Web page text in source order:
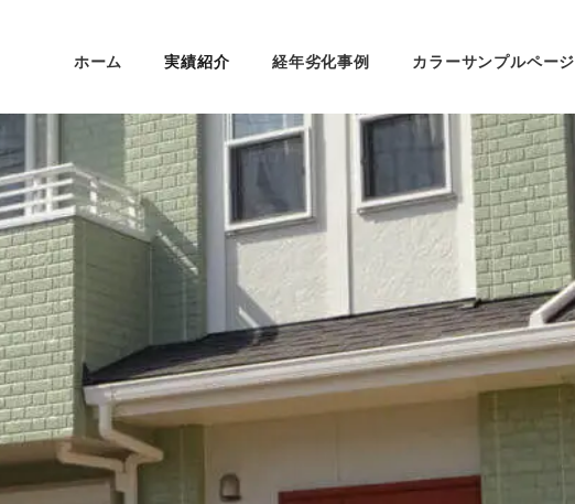
ホーム 実績紹介 経年劣化事例 カラーサンプルページ